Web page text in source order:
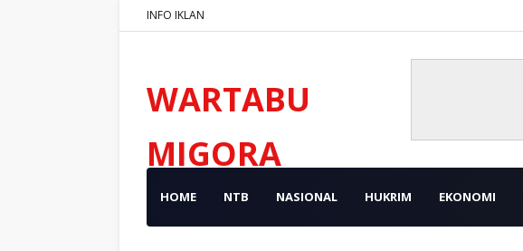
INFO IKLAN
WARTABU
MIGORA
HOME NTB NASIONAL HUKRIM EKONOMI